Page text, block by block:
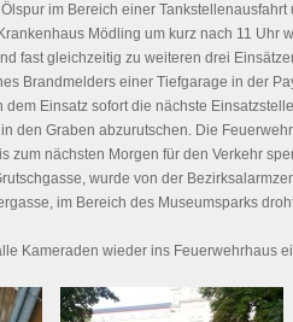
im Bereich einer Tankstellenausfahrt
Mödling um kurz nach 11 Uhr
fast gleichzeitig zu weiteren drei
Brandmelders einer Tiefgarage in der
dem Einsatz sofort die nächste
den Graben abzurutschen. Die
zum nächsten Morgen für den Verkehr
wurde von der
im Bereich des Museumsparks
Kameraden wieder ins Feuerwehrhaus